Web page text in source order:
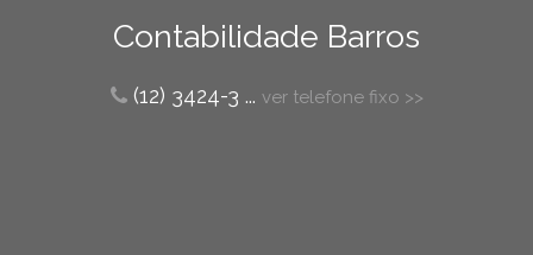
Contabilidade Barros
(12) 3424-3 ... ver telefone fixo >>